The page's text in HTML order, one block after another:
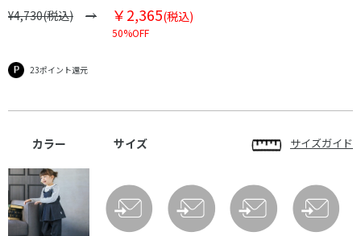
¥4,730(税込) ￥2,365(税込)
50%OFF
23ポイント還元
カラー サイズ サイズガイド